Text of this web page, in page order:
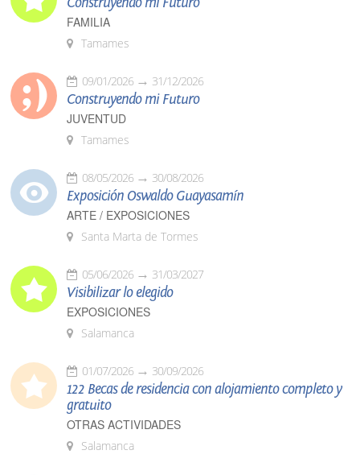
FAMILIA
Tamames
09/01/2026 31/12/2026
Construyendo mi Futuro
JUVENTUD
Tamames
08/05/2026 30/08/2026
Exposición Oswaldo Guayasamín
ARTE / EXPOSICIONES
Santa Marta de Tormes
05/06/2026 31/03/2027
Visibilizar lo elegido
EXPOSICIONES
Salamanca
01/07/2026 30/09/2026
122 Becas de residencia con alojamiento completo y
gratuito
OTRAS ACTIVIDADES
Salamanca